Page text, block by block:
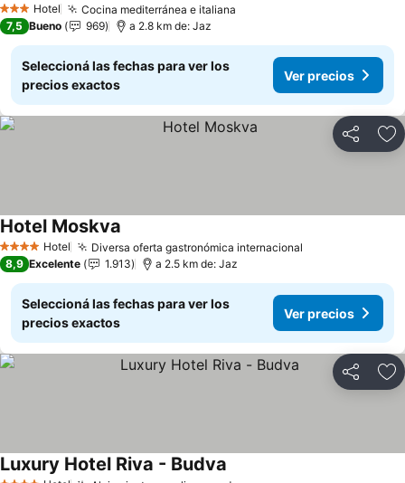
3 Estrellas
Hotel Cocina mediterránea e italiana
7,5 Bueno 969 a 2.8 km de: Jaz
Seleccioná las fechas para ver los
precios exactos
Ver precios
Compartir
4 EstrellasHotel Diversa oferta gastronómica internacional
Hotel Moskva
8,9 Excelente 1.913 a 2.5 km de: Jaz
Seleccioná las fechas para ver los
precios exactos
Ver precios
Compartir
Luxury Hotel Riva - Budva